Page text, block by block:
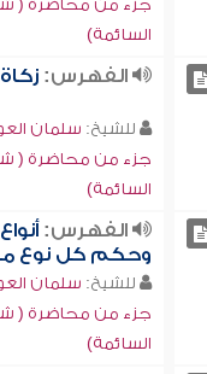
جزء من محاضرة (
السائمة)
الفهرس:
للشيخ: سلمان
جزء من محاضرة (
السائمة)
الفهرس:
وحكم كل نوع
للشيخ: سلمان
جزء من محاضرة (
السائمة)